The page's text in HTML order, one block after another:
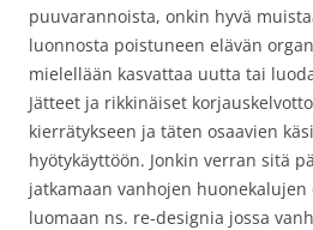
puuvarannoista, onkin hyvä
luonnosta poistuneen elävän
mielellään kasvattaa uutta tai
Jätteet ja rikkinäiset
kierrätykseen ja täten osaavien
hyötykäyttöön. Jonkin verran sitä
jatkamaan vanhojen
luomaan ns. re-designia jossa